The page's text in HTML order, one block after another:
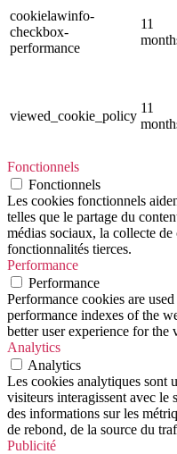
cookielawinfo-
checkbox-
performance
11
viewed_cookie_policy
11
Fonctionnels
Fonctionnels
Les cookies fonctionnels
telles que le partage du
médias sociaux, la collecte de
fonctionnalités tierces.
Performance
Performance
Performance cookies are
performance indexes of the
better user experience for the
Analytics
Analytics
Les cookies analytiques sont
visiteurs interagissent avec le
des informations sur les
de rebond, de la source du
Publicité